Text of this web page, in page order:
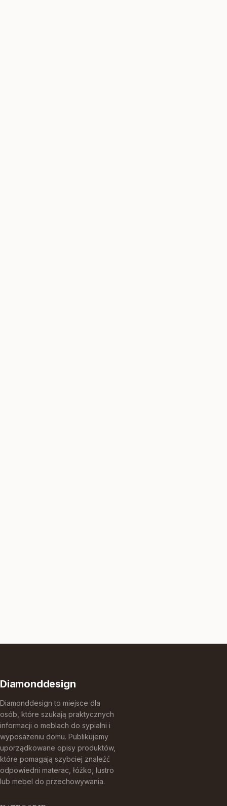
Diamonddesign
Diamonddesign to miejsce dla
osób, które szukają praktycznych
informacji o meblach do sypialni i
wyposażeniu domu. Publikujemy
uporządkowane opisy produktów,
które pomagają szybciej znaleźć
odpowiedni materac, łóżko, lustro
lub mebel do przechowywania.